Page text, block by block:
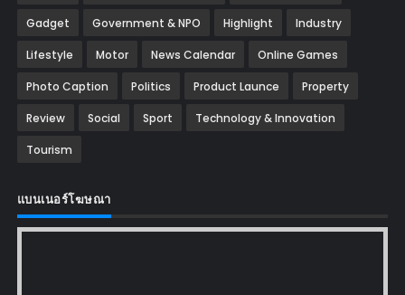
Gadget Government & NPO Highlight Industry
Lifestyle Motor News Calendar Online Games
Photo Caption Politics Product Launce Property
Review Social Sport Technology & Innovation
Tourism
แบนเนอร์โฆษณา